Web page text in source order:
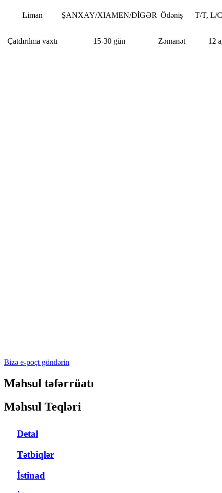
Liman ŞANXAY/XIAMEN/DİGƏR Ödəniş T/T, L/
Çatdırılma vaxtı 15-30 gün Zəmanət 12
Bizə e-poçt göndərin
Məhsul təfərrüatı
Məhsul Teqləri
Detal
Tətbiqlər
İstinad